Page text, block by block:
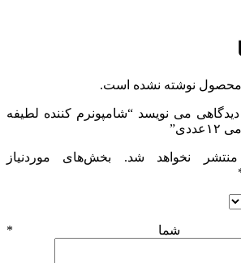
محصول نوشته نشده است.
می نویسد “شامپونرم کننده لطیفه
نخواهد شد.
بخش‌های موردنیاز
شما *